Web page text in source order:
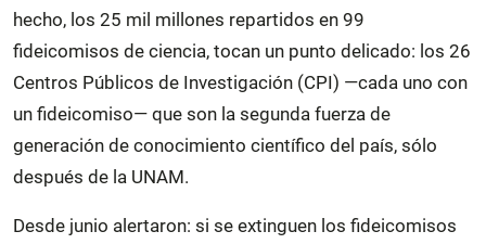
hecho, los 25 mil millones repartidos en 99
fideicomisos de ciencia, tocan un punto delicado: los 26
Centros Públicos de Investigación (CPI) —cada uno con
un fideicomiso— que son la segunda fuerza de
generación de conocimiento científico del país, sólo
después de la UNAM.
Desde junio alertaron: si se extinguen los fideicomisos